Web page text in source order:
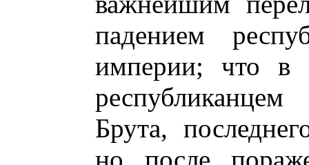
падением
империи; что в
Брута,